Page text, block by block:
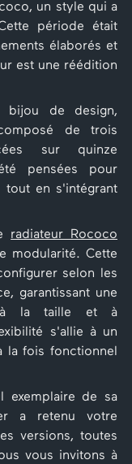
un style qui a
période était
élaborés et
est une réédition
bijou de design,
de trois
sur quinze
pensées pour
en s'intégrant
radiateur Rococo
modularité. Cette
selon les
garantissant une
à la taille et à
s'allie à un
la fois fonctionnel
exemplaire de sa
a retenu votre
versions, toutes
vous invitons à